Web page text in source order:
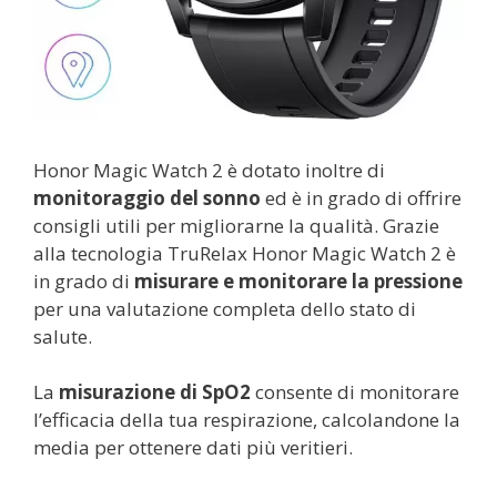
Honor Magic Watch 2 è dotato inoltre di
monitoraggio del sonno ed è in grado di offrire
consigli utili per migliorarne la qualità. Grazie
alla tecnologia TruRelax Honor Magic Watch 2 è
in grado di misurare e monitorare la pressione
per una valutazione completa dello stato di
salute.
La misurazione di SpO2 consente di monitorare
l’efficacia della tua respirazione, calcolandone la
media per ottenere dati più veritieri.